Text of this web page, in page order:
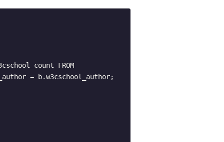
_count FROM
_author = b.w3cschool _author;